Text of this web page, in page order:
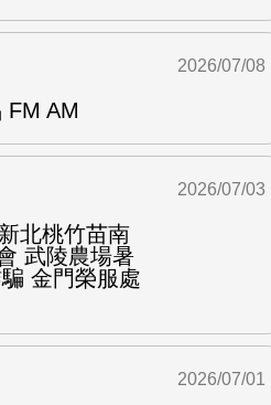
FM AM
2026/07/08
北桃竹苗南
武陵農場暑
金門榮服處
2026/07/03
2026/07/01